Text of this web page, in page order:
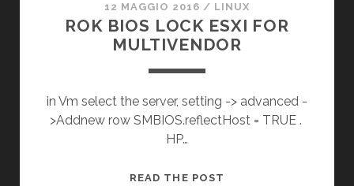
12 MAGGIO 2016 / LINUX
ROK BIOS LOCK ESXI FOR
MULTIVENDOR
in Vm select the server, setting -> advanced -
>Addnew row SMBIOS.reflectHost = TRUE .
HP…
READ THE POST